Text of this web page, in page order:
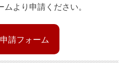
より申請ください。
請フォーム